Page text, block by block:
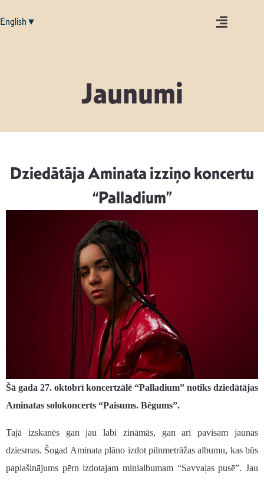
English▼
Jaunumi
Dziedātāja Aminata izziņo koncertu
“Palladium”
Šā gada 27. oktobrī koncertzālē “Palladium” notiks dziedātājas
Aminatas solokoncerts “Paisums. Bēgums”.
Tajā izskanēs gan jau labi zināmās, gan arī pavisam jaunas
dziesmas. Šogad Aminata plāno izdot pilnmetrāžas albumu, kas būs
paplašinājums pērn izdotajam minialbumam “Savvaļas pusē”. Jau